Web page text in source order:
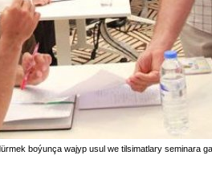
boýunça wajyp usul we tilsimatlary seminara